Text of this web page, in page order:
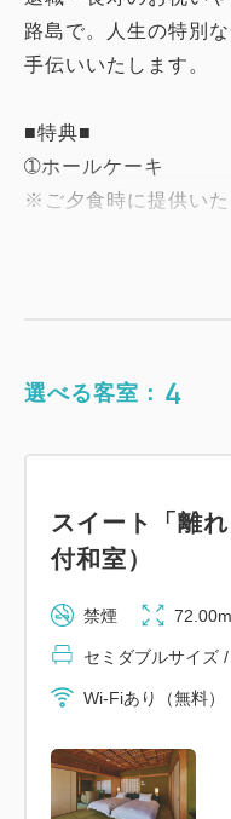
路島で。人生の特別
手伝いいたします。
■特典■
➀ホールケーキ
※ご夕食時に提供いた
古来より朝廷に食を
として知られる淡路
然療法に端を発する
ととのえ”の精神を、
一皿 丁寧にお届けし
目前に広がる瀬戸内
【ご利用時間】 当
淡路島西海岸の絶景
選べる客室： 4
スイート「離
付和室）
禁煙 72.00m
セミダブルサイズ
Wi-Fiあり（無料）